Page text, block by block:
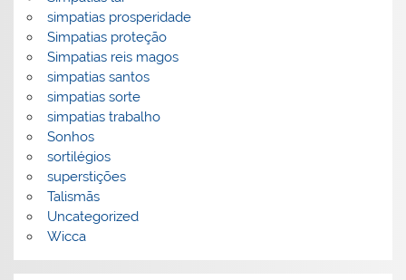
simpatias prosperidade
Simpatias proteção
Simpatias reis magos
simpatias santos
simpatias sorte
simpatias trabalho
Sonhos
sortilégios
superstições
Talismãs
Uncategorized
Wicca